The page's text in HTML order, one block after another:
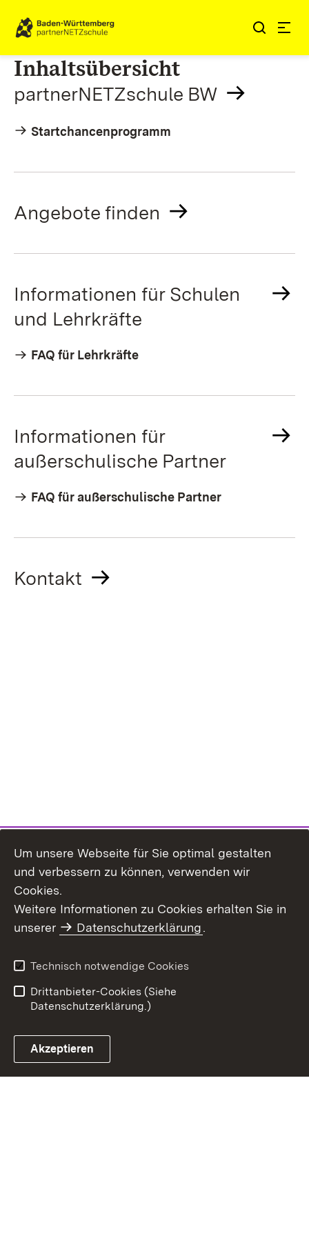
Zum Inhalt springen
Link zur Startseite
Inhaltsübersicht
partnerNETZschule BW
Startchancenprogramm
Angebote finden
Informationen für Schulen
und Lehrkräfte
FAQ für Lehrkräfte
Informationen für
außerschulische Partner
FAQ für außerschulische Partner
Kontakt
ZSL Startseite
Um unsere Webseite für Sie optimal gestalten
und verbessern zu können, verwenden wir
Cookies.
Weitere Informationen zu Cookies erhalten Sie in
unserer
Datenschutzerklärung.
Technisch notwendige Cookies
Drittanbieter-Cookies (Siehe
Datenschutzerklärung.)
Akzeptieren